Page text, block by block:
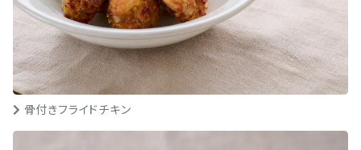
骨付きフライドチキン